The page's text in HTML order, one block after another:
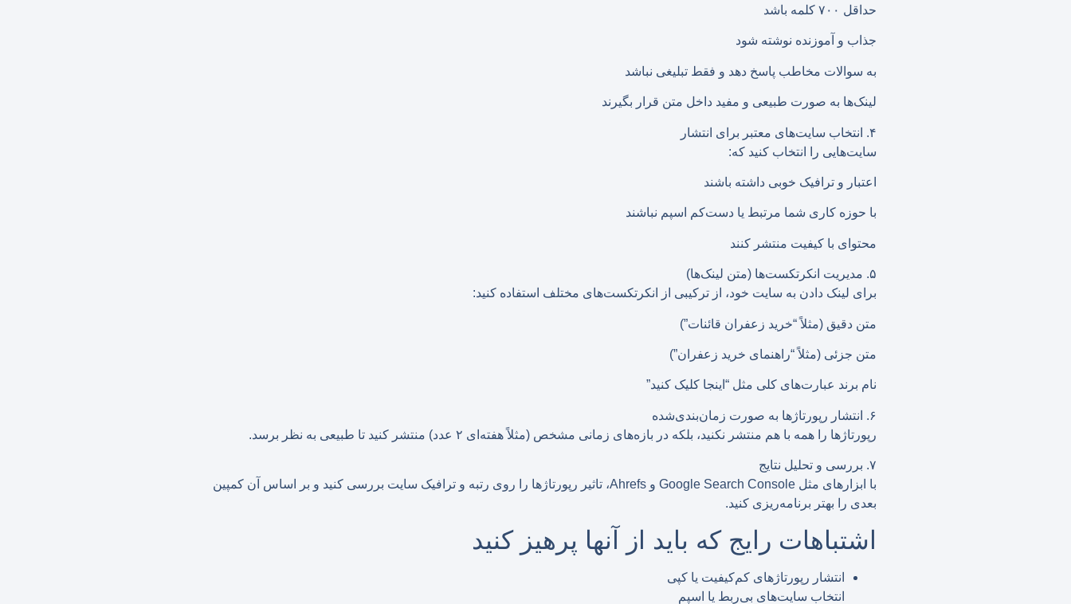
حداقل ۷۰۰ کلمه باشد
جذاب و آموزنده نوشته شود
به سوالات مخاطب پاسخ دهد و فقط تبلیغی نباشد
لینک‌ها به صورت طبیعی و مفید داخل متن قرار بگیرند
۴. انتخاب سایت‌های معتبر برای انتشار
سایت‌هایی را انتخاب کنید که:
اعتبار و ترافیک خوبی داشته باشند
با حوزه کاری شما مرتبط یا دست‌کم اسپم نباشند
محتوای با کیفیت منتشر کنند
۵. مدیریت انکرتکست‌ها (متن لینک‌ها)
برای لینک دادن به سایت خود، از ترکیبی از انکرتکست‌های مختلف استفاده کنید:
متن دقیق (مثلاً “خرید زعفران قائنات”)
متن جزئی (مثلاً “راهنمای خرید زعفران”)
نام برند عبارت‌های کلی مثل “اینجا کلیک کنید”
۶. انتشار رپورتاژها به صورت زمان‌بندی‌شده
رپورتاژها را همه با هم منتشر نکنید، بلکه در بازه‌های زمانی مشخص (مثلاً هفته‌ای ۲ عدد) منتشر کنید تا طبیعی به نظر برسد.
۷. بررسی و تحلیل نتایج
با ابزارهای مثل Google Search Console و Ahrefs، تاثیر رپورتاژها را روی رتبه و ترافیک سایت بررسی کنید و بر اساس آن کمپین
بعدی را بهتر برنامه‌ریزی کنید.
اشتباهات رایج که باید از آنها پرهیز کنید
انتشار رپورتاژهای کم‌کیفیت یا کپی
انتخاب سایت‌های بی‌ربط یا اسپم